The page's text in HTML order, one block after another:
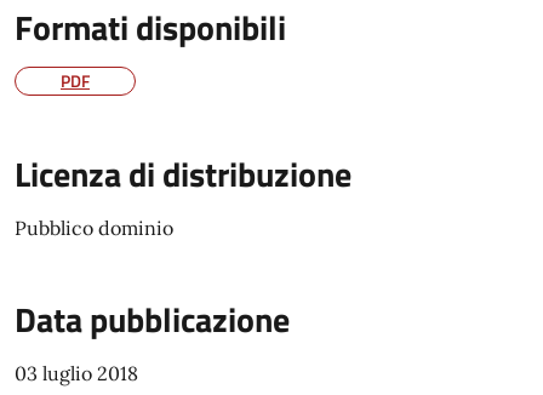
Formati disponibili
PDF
Licenza di distribuzione
Pubblico dominio
Data pubblicazione
03 luglio 2018